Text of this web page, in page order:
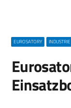
EUROSATORY INDUSTRIE